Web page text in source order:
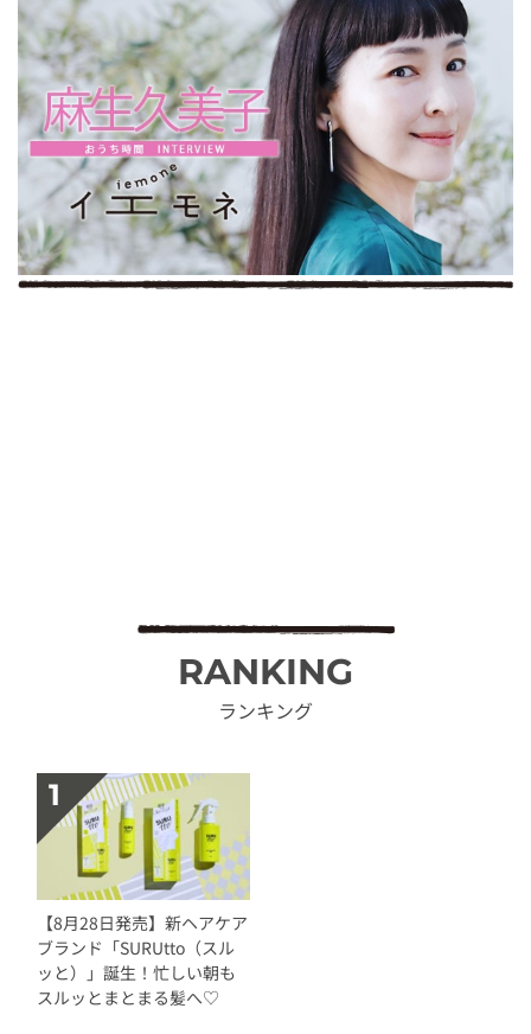
RANKING
ランキング
【8月28日発売】新ヘアケア
ブランド「SURUtto（スル
ッと）」誕生！忙しい朝も
スルッとまとまる髪へ♡